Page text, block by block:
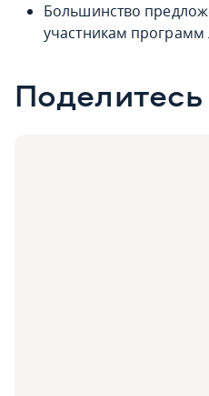
Большинство
участникам программ